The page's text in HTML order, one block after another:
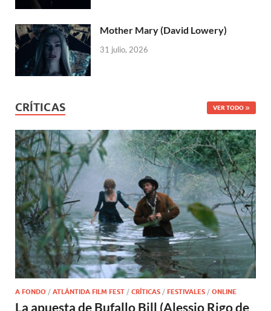
Mother Mary (David Lowery)
31 julio, 2026
CRÍTICAS VER TODO
A FONDO / ATLÁNTIDA FILM FEST / CRÍTICAS / FESTIVALES / ONLINE
La apuesta de Bufallo Bill (Alessio Rigo de